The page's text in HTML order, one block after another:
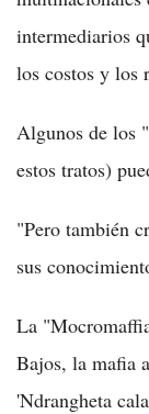
intermediarios
los costos y los
Algunos de los
estos tratos)
"Pero también
sus
La
Bajos, la mafia
'Ndrangheta